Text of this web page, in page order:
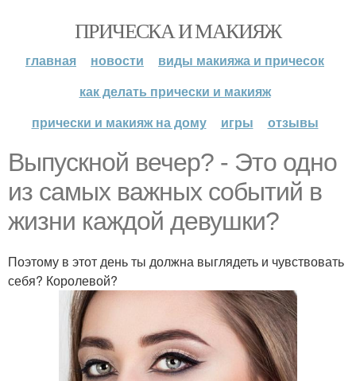
ПРИЧЕСКА И МАКИЯЖ
главная новости
виды макияжа и причесок
как делать прически и макияж
прически и макияж на дому
игры отзывы
Выпускной вечер? - Это одно
из самых важных событий в
жизни каждой девушки?
Поэтому в этот день ты должна выглядеть и чувствовать
себя? Королевой?